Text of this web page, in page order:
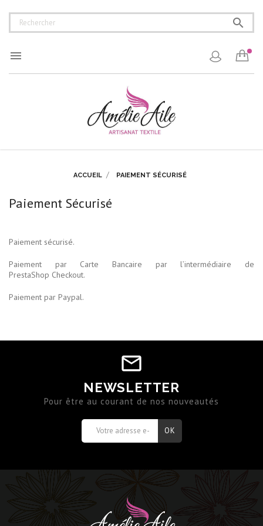


ACCUEIL PAIEMENT SÉCURISÉ
Paiement Sécurisé
Paiement sécurisé.
Paiement par Carte Bancaire par l’intermédiaire de
PrestaShop Checkout.
Paiement par Paypal.
NEWSLETTER
Pour être au courant de nos nouveautés